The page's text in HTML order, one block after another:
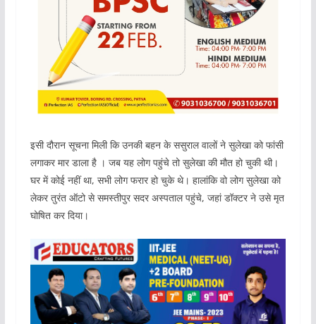
इसी दौरान सूचना मिली कि उनकी बहन के ससुराल वालों ने सुलेखा को फांसी
लगाकर मार डाला है । जब यह लोग पहुंचे तो सुलेखा की मौत हो चुकी थी।
घर में कोई नहीं था, सभी लोग फरार हो चुके थे। हालांकि वो लोग सुलेखा को
लेकर तुरंत ऑटो से समस्तीपुर सदर अस्पताल पहुंचे, जहां डॉक्टर ने उसे मृत
घोषित कर दिया।